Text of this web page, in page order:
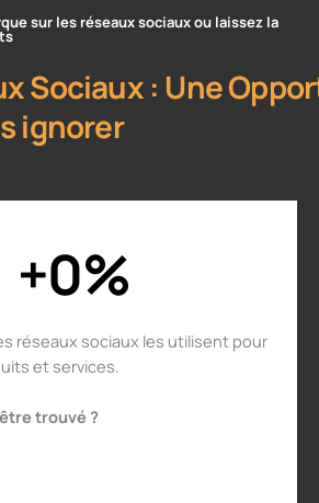
sur les réseaux sociaux ou laissez la
Sociaux : Une
ignorer
+0%
réseaux sociaux les utilisent pour
et services.
trouvé ?